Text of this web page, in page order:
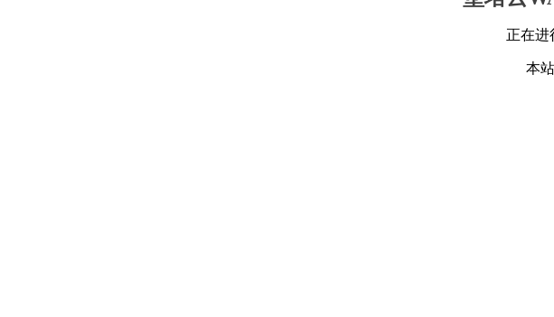
正在进
本